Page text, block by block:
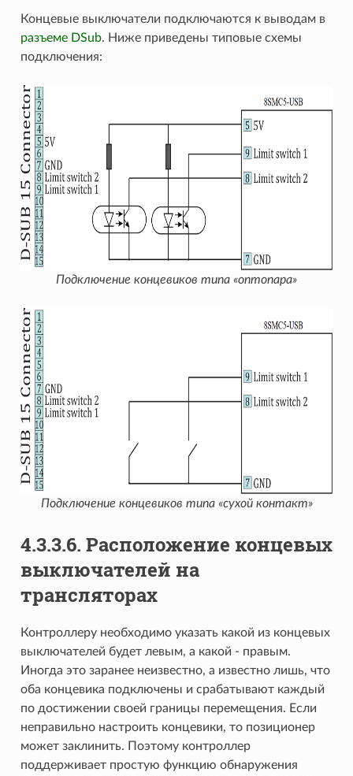
Концевые выключатели подключаются к выводам в
разъеме DSub. Ниже приведены типовые схемы
подключения:
Подключение концевиков типа «оптопара»
Подключение концевиков типа «сухой контакт»
4.3.3.6. Расположение концевых
выключателей на
трансляторах
Контроллеру необходимо указать какой из концевых
выключателей будет левым, а какой - правым.
Иногда это заранее неизвестно, а известно лишь, что
оба концевика подключены и срабатывают каждый
по достижении своей границы перемещения. Если
неправильно настроить концевики, то позиционер
может заклинить. Поэтому контроллер
поддерживает простую функцию обнаружения